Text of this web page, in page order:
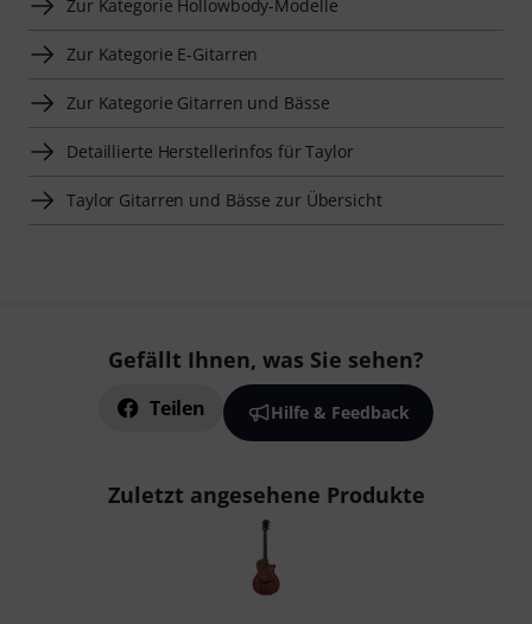
Zur Kategorie Hollowbody-Modelle
Zur Kategorie E-Gitarren
Zur Kategorie Gitarren und Bässe
Detaillierte Herstellerinfos für Taylor
Taylor Gitarren und Bässe zur Übersicht
Gefällt Ihnen, was Sie sehen?
Teilen Hilfe & Feedback
Zuletzt angesehene Produkte